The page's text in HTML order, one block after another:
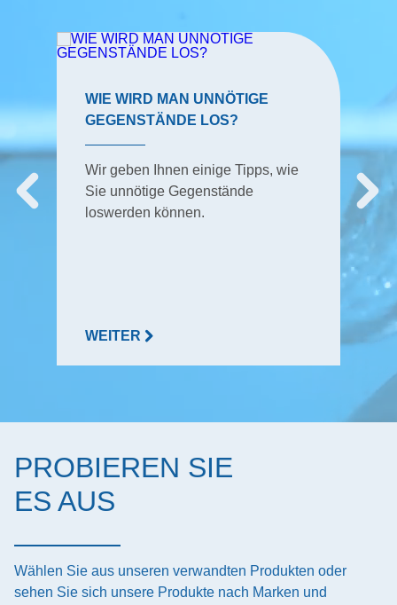
WIE WIRD MAN UNNÖTIGE
GEGENSTÄNDE LOS?
Wir geben Ihnen einige Tipps, wie
Sie unnötige Gegenstände
loswerden können.
WEITER
PROBIEREN SIE
ES AUS
Wählen Sie aus unseren verwandten Produkten oder
sehen Sie sich unsere Produkte nach Marken und